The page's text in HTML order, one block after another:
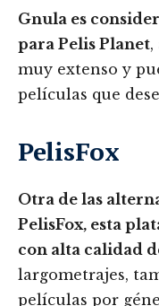
Gnula es
para Pelis Planet,
muy extenso y
películas que
PelisFox
Otra de las
PelisFox, esta
con alta calidad
largometrajes,
películas por